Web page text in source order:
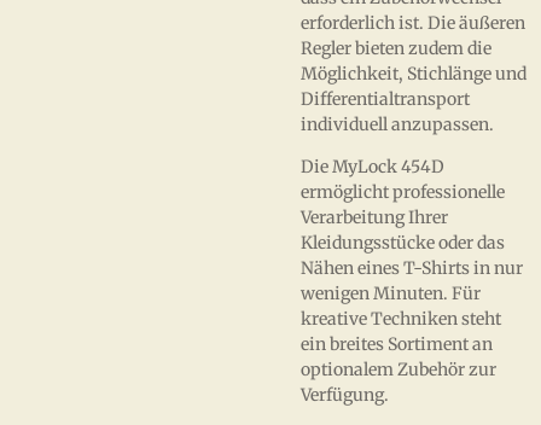
erforderlich ist. Die äußeren
Regler bieten zudem die
Möglichkeit, Stichlänge und
Differentialtransport
individuell anzupassen.
Die MyLock 454D
ermöglicht professionelle
Verarbeitung Ihrer
Kleidungsstücke oder das
Nähen eines T-Shirts in nur
wenigen Minuten. Für
kreative Techniken steht
ein breites Sortiment an
optionalem Zubehör zur
Verfügung.